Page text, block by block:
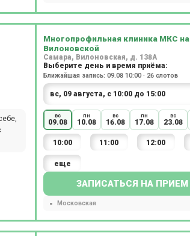
Многопрофильная клиника МКС на
Вилоновской
Самара, Вилоновская, д. 138А
Выберите день и время приёма:
Ближайшая запись: 09.08 10:00 · 26 слотов
вс
09.08
пн
10.08
вс
16.08
пн
17.08
вс
23.08
10:00 11:00 12:00
еще
ЗАПИСАТЬСЯ НА ПРИЕМ
Московская